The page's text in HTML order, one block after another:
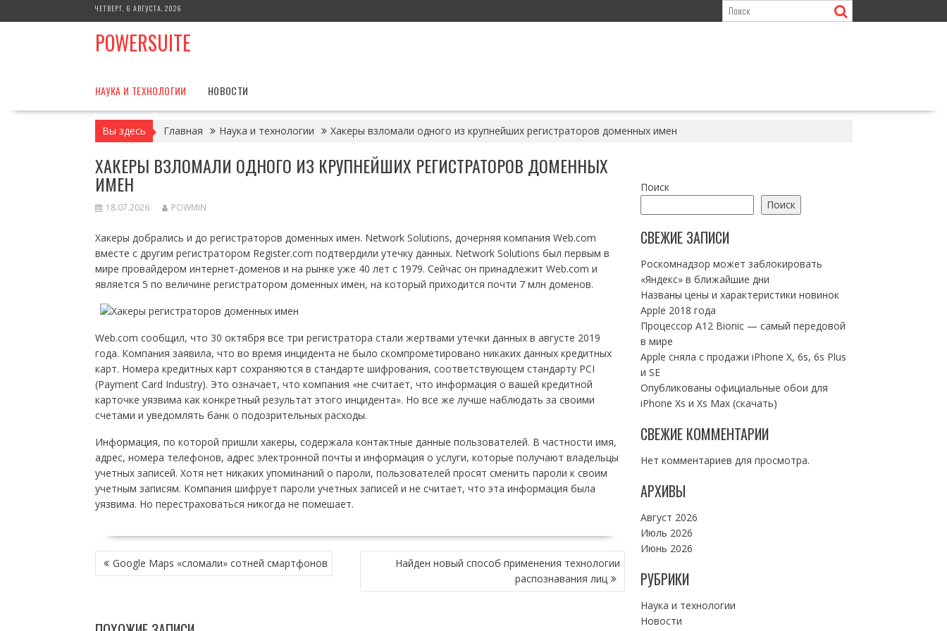
к
ЧЕТВЕРГ, 6 АВГУСТА, 2026
POWERSUITE
НАУКА И ТЕХНОЛОГИИ НОВОСТИ
Вы здесь Главная Наука и технологии Хакеры взломали одного из крупнейших регистраторов доменных имен
ХАКЕРЫ ВЗЛОМАЛИ ОДНОГО ИЗ КРУПНЕЙШИХ РЕГИСТРАТОРОВ ДОМЕННЫХ
ИМЕН
18.07.2026 POWMIN
Хакеры добрались и до регистраторов доменных имен. Network Solutions, дочерняя компания Web.com
вместе с другим регистратором Register.com подтвердили утечку данных. Network Solutions был первым в
мире провайдером интернет-доменов и на рынке уже 40 лет с 1979. Сейчас он принадлежит Web.com и
является 5 по величине регистратором доменных имен, на который приходится почти 7 млн доменов.
Web.com сообщил, что 30 октября все три регистратора стали жертвами утечки данных в августе 2019
года. Компания заявила, что во время инцидента не было скомпрометировано никаких данных кредитных
карт. Номера кредитных карт сохраняются в стандарте шифрования, соответствующем стандарту PCI
(Payment Card Industry). Это означает, что компания «не считает, что информация о вашей кредитной
карточке уязвима как конкретный результат этого инцидента». Но все же лучше наблюдать за своими
счетами и уведомлять банк о подозрительных расходы.
Информация, по которой пришли хакеры, содержала контактные данные пользователей. В частности имя,
адрес, номера телефонов, адрес электронной почты и информация о услуги, которые получают владельцы
учетных записей. Хотя нет никаких упоминаний о пароли, пользователей просят сменить пароли к своим
учетным записям. Компания шифрует пароли учетных записей и не считает, что эта информация была
уязвима. Но перестраховаться никогда не помешает.
НАВИГАЦИЯ
ПО Google Maps «сломали» сотней смартфонов
Найден новый способ применения технологии
распознавания лиц
Поиск
Поиск
СВЕЖИЕ ЗАПИСИ
Роскомнадзор может заблокировать
«Яндекс» в ближайшие дни
Названы цены и характеристики новинок
Apple 2018 года
Процессор A12 Bionic — самый передовой
в мире
Apple сняла с продажи iPhone X, 6s, 6s Plus
и SE
Опубликованы официальные обои для
iPhone Xs и Xs Max (скачать)
СВЕЖИЕ КОММЕНТАРИИ
Нет комментариев для просмотра.
АРХИВЫ
Август 2026
Июль 2026
Июнь 2026
РУБРИКИ
Наука и технологии
Новости